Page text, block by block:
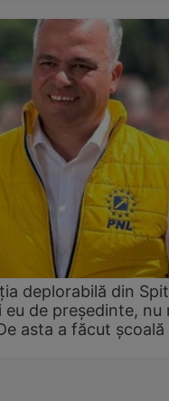
deplorabilă din
de președinte, nu
asta a făcut școală